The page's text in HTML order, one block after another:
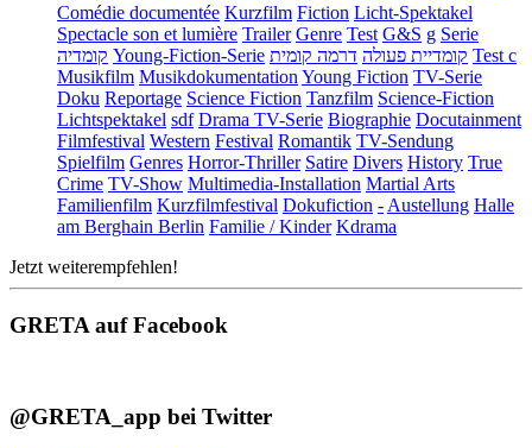
Comédie documentée Kurzfilm Fiction Licht-Spektakel
Spectacle son et lumière Trailer Genre Test G&S g Serie
קומדיה Young-Fiction-Serie קומדיית פעולה דרמה קומית
Test c
Musikfilm Musikdokumentation Young Fiction TV-Serie
Doku Reportage Science Fiction Tanzfilm Science-Fiction
Lichtspektakel sdf Drama TV-Serie Biographie Docutainment
Filmfestival Western Festival Romantik TV-Sendung
Spielfilm Genres Horror-Thriller Satire Divers History True
Crime TV-Show Multimedia-Installation Martial Arts
Familienfilm Kurzfilmfestival Dokufiction - Austellung Halle
am Berghain Berlin Familie / Kinder Kdrama
Jetzt weiterempfehlen!
GRETA auf Facebook
@GRETA_app bei Twitter